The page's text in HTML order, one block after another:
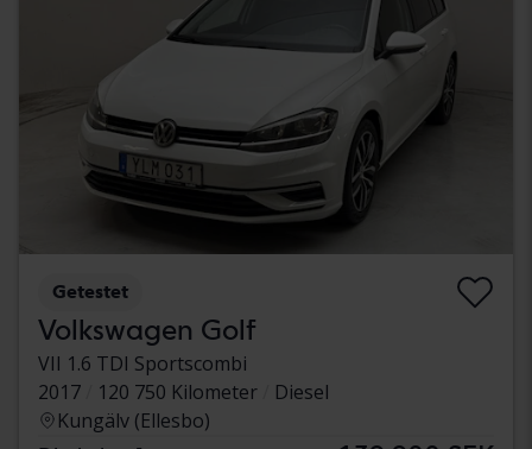
Getestet
Volkswagen Golf
VII 1.6 TDI Sportscombi
2017
120 750 Kilometer
Diesel
Kungälv (Ellesbo)